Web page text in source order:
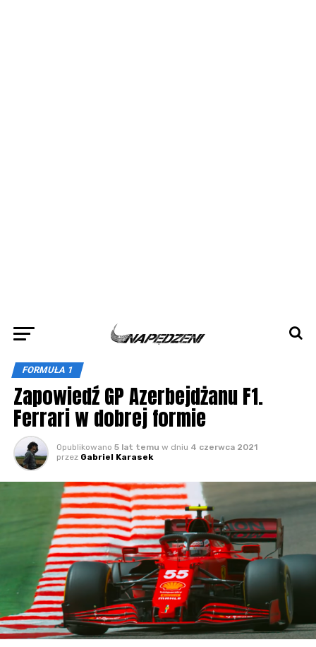
FORMUŁA 1
Zapowiedź GP Azerbejdżanu F1.
Ferrari w dobrej formie
Opublikowano 5 lat temu w dniu 4 czerwca 2021
przez Gabriel Karasek